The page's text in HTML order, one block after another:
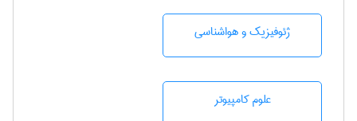
ژئوفيزيك و هواشناسی
علوم کامپیوتر